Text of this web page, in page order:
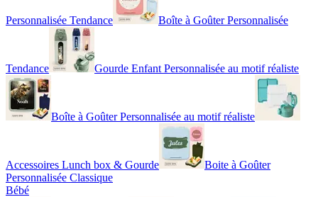
Personnalisée Tendance Boîte à Goûter Personnalisée
Tendance Gourde Enfant Personnalisée au motif réaliste
Boîte à Goûter Personnalisée au motif réaliste
Accessoires Lunch box & Gourde
Boite à Goûter
Personnalisée Classique
Bébé